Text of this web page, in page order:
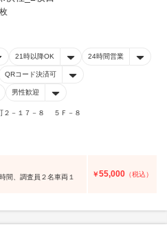
21時以降OK 24時間営業
QRコード決済可
男性歓迎
２－１７－８ ５Ｆ－８
間、調査員２名車両１
￥55,000 （税込）